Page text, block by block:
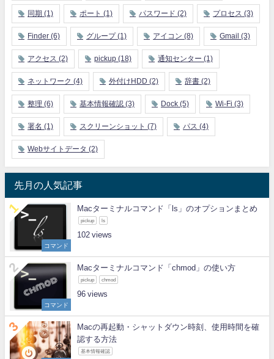
同期 (1) ポート (1) パスワード (2) プロセス (3)
Finder (6) グループ(1) アイコン (8) Gmail (3)
アクセス (2) pickup (18) 通知センター (1)
ネットワーク (4) 外付けHDD (2) 辞書 (2)
整理 (6) 基本情報確認 (3) Dock (5) Wi-Fi (3)
署名 (1) スクリーンショット (7) パス (4)
Webサイトデータ (2)
先月の人気記事
コマンド
Macターミナルコマンド「ls」のオプションまとめ
pickup ls
102
コマンド
Macターミナルコマンド「chmod」の使い方
pickup chmod
96
Macの再起動・シャットダウン時刻、使用時間を確
認する方法
基本情報確認